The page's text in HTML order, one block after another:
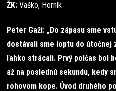
ŽK: Vaško, Horník
Peter Gaži: „Do zápasu sme
dostávali sme loptu do útočnej
ľahko strácali. Prvý polčas bol
až na poslednú sekundu, kedy
rohovom kope. Úvod druhého